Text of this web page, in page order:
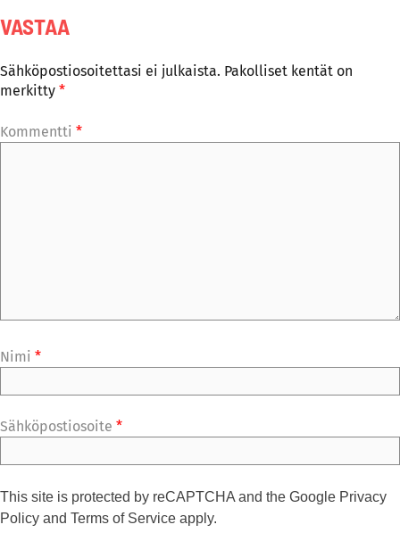
VASTAA
Sähköpostiosoitettasi ei julkaista. Pakolliset kentät on
merkitty *
Kommentti *
Nimi *
Sähköpostiosoite *
This site is protected by reCAPTCHA and the Google Privacy
Policy and Terms of Service apply.